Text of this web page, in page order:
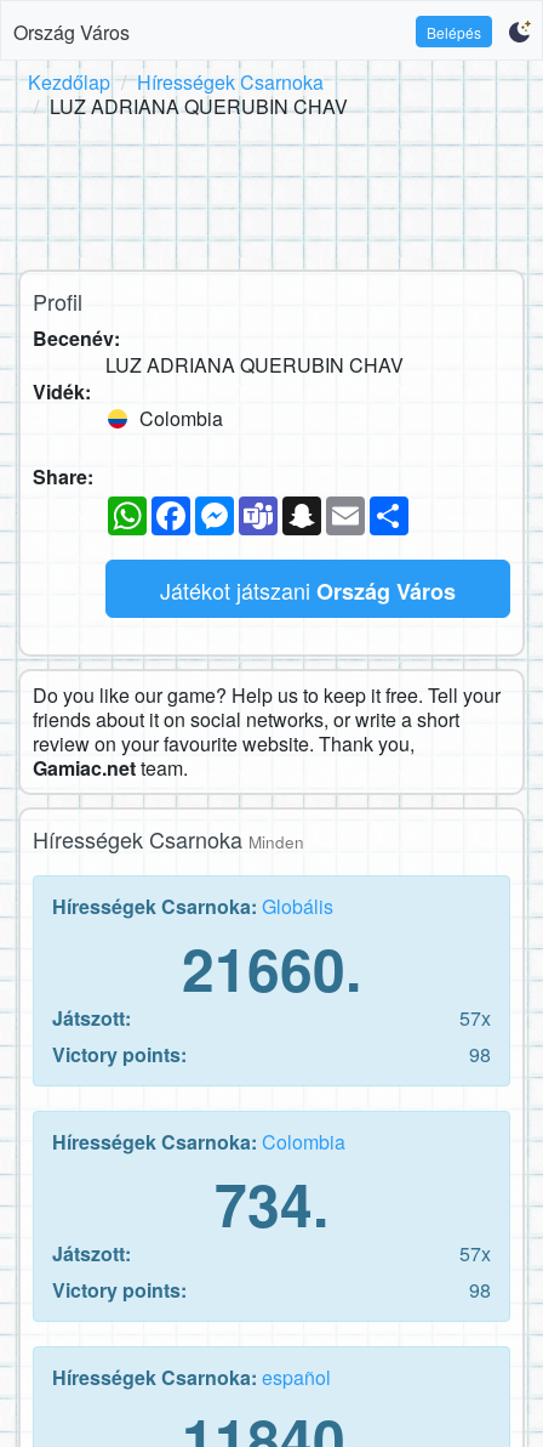
Ország Város Belépés
Kezdőlap
Hírességek Csarnoka
LUZ ADRIANA QUERUBIN CHAV
Profil
Becenév:
LUZ ADRIANA QUERUBIN CHAV
Vidék:
Colombia
Share:
WhatsAppFacebookMessenger
TeamsSnapchat
Email
Játékot játszani Ország Város
Do you like our game? Help us to keep it free. Tell your
friends about it on social networks, or write a short
review on your favourite website. Thank you,
Gamiac.netteam.
Hírességek Csarnoka Minden
Hírességek Csarnoka: Globális
21660.
Játszott:
57x
Victory points:
98
Hírességek Csarnoka: Colombia
734.
Játszott:
57x
Victory points:
98
Hírességek Csarnoka: español